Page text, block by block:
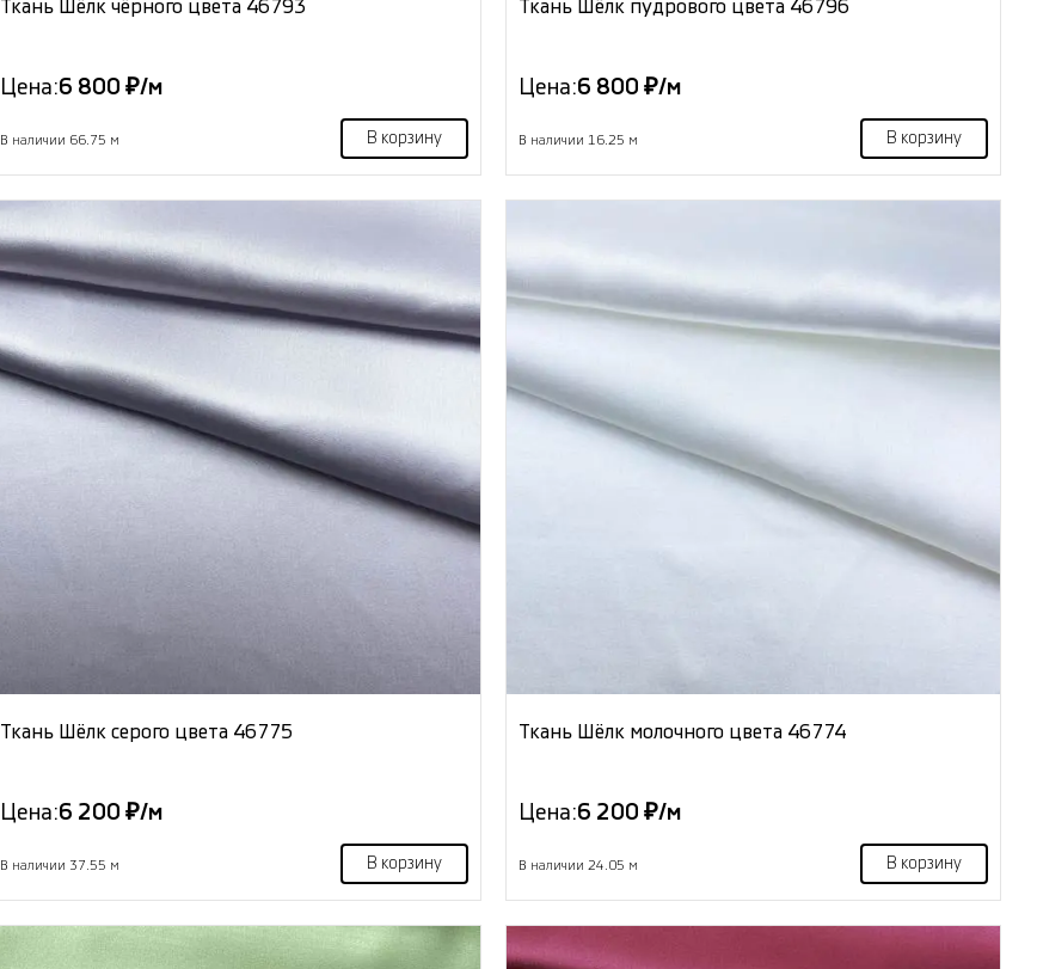
Ткань Шёлк чёрного цвета 46793
Цена:6 800 ₽/м
В наличии 66.75 м В корзину
Ткань Шёлк пудрового цвета 46796
Цена:6 800 ₽/м
В наличии 16.25 м В корзину
Ткань Шёлк серого цвета 46775
Цена:6 200 ₽/м
В наличии 37.55 м В корзину
Ткань Шёлк молочного цвета 46774
Цена:6 200 ₽/м
В наличии 24.05 м В корзину